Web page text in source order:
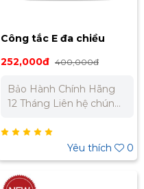
Công tắc E đa chiều
Panasonic WMT594-VN
252,000đ 400,000đ
Bảo Hành Chính Hãng
12 Tháng Liên hệ chúng
nhất cho dự án. Miền
Bắc : 0989 310 979 –
0973 106 269 Miền Nam:
0902 303 733 – 0945
Yêu thích 0